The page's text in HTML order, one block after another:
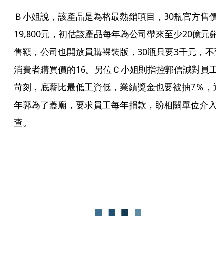
Ｂ小姐說，該產品是為格最熱銷項目，30瓶官方售價
19,800元，初估該產品每年為公司帶來至少20億元銷
售額，公司也開放員購裸裝版，30瓶只要3千元，不
消費者購買價的16。另位Ｃ小姐則指控郭信誠對員工
苛刻，底薪比最低工資低，業績獎金也要被抽7％，
年郭為了蓋廟，要求員工每年捐款，盼相關單位介入
查。